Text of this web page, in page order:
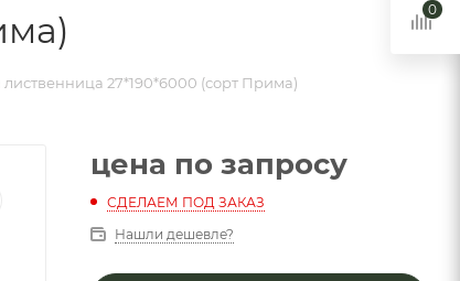
лиственница 27*190*6000 (сорт Прима)
цена по запросу
СДЕЛАЕМ ПОД ЗАКАЗ
Нашли дешевле?
0